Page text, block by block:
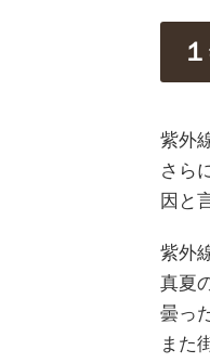
紫外
さら
因と
紫外
真夏
曇っ
また